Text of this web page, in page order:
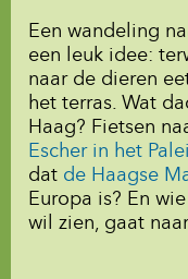
Een wandeling
een leuk idee:
naar de dieren
het terras. Wat
Haag? Fietsen
Escher in het
dat de Haagse
Europa is? En
wil zien, gaat